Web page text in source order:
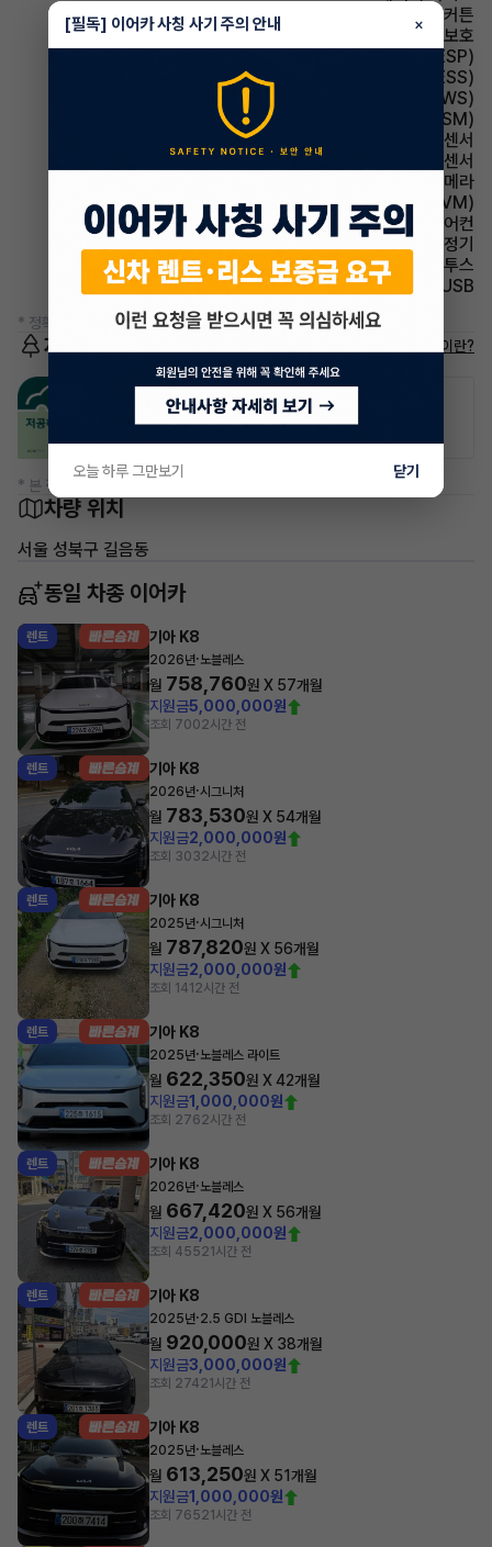
에어백 커튼
에어백 무릎보호
주행안전 차체자세제어장치(VDC,ESC,ESP)
주행안전 급제동경보시스템(ESS)
주행안전 차선이탈경보(LDWS)
주행안전 샤시 통합 제어 시스템(VSM)
주차보조 전방감지센서
주차보조 후방감지센서
주차보조 후방카메라
주차보조 어라운드뷰(AVM)
에어컨 풀오토에어컨
에어컨 공기청정기
유무선단자 블루투스
유무선단자 USB
* 정확한 정보는 판매자와 반드시 확인하시기 바랍니다.
저공해차량 정보 저공해차량이란?
공항주차장
20% 할인
공영주차장
50% 할인
* 본 정보는 지자체마다 다를 수 있으니 실제 정보와 확인해 주세요.
차량 위치
서울 성북구 길음동
동일 차종 이어카
렌트 기아 K8
2026년·노블레스
월 758,760원 X 57개월
지원금5,000,000원
조회 7002시간 전
렌트 기아 K8
2026년·시그니처
월 783,530원 X 54개월
지원금2,000,000원
조회 3032시간 전
렌트 기아 K8
2025년·시그니처
월 787,820원 X 56개월
지원금2,000,000원
조회 141 2시간 전
렌트 기아 K8
2025년·노블레스 라이트
월 622,350원 X42개월
지원금1,000,000원
조회 2762시간 전
렌트 기아 K8
2026년·노블레스
월 667,420원 X 56개월
지원금2,000,000원
조회 45521시간 전
렌트 기아 K8
2025년·2.5 GDI 노블레스
월 920,000원 X 38개월
지원금3,000,000원
조회 27421시간 전
렌트 기아 K8
2025년·노블레스
월 613,250원 X 51개월
지원금1,000,000원
조회 76521시간 전
[필독] 이어카 사칭 사기 주의 안내 ×
오늘 하루 그만보기 닫기